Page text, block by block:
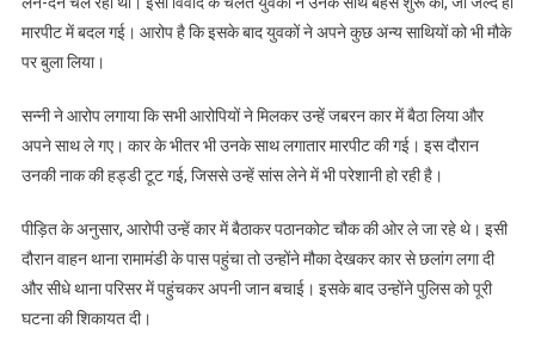
मारपीट में बदल गई। आरोप है कि इसके बाद युवकों ने अपने कुछ अन्य साथियों को भी मौके
पर बुला लिया।
सन्नी ने आरोप लगाया कि सभी आरोपियों ने मिलकर उन्हें जबरन कार में बैठा लिया और
अपने साथ ले गए। कार के भीतर भी उनके साथ लगातार मारपीट की गई। इस दौरान
उनकी नाक की हड्डी टूट गई, जिससे उन्हें सांस लेने में भी परेशानी हो रही है।
पीड़ित के अनुसार, आरोपी उन्हें कार में बैठाकर पठानकोट चौक की ओर ले जा रहे थे। इसी
दौरान वाहन थाना रामामंडी के पास पहुंचा तो उन्होंने मौका देखकर कार से छलांग लगा दी
और सीधे थाना परिसर में पहुंचकर अपनी जान बचाई। इसके बाद उन्होंने पुलिस को पूरी
घटना की शिकायत दी।